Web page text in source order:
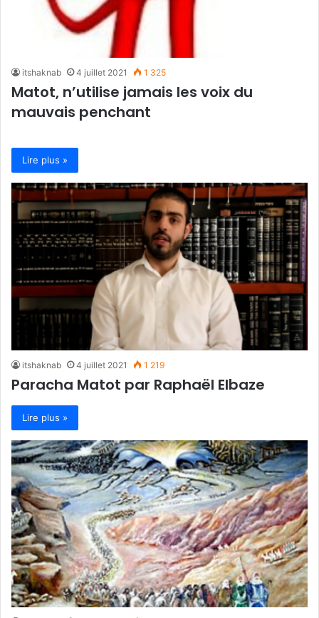
itshaknab 4 juillet 2021 1 325
Matot, n’utilise jamais les voix du
mauvais penchant
Lire plus »
itshaknab 4 juillet 2021 1 219
Paracha Matot par Raphaël Elbaze
Lire plus »